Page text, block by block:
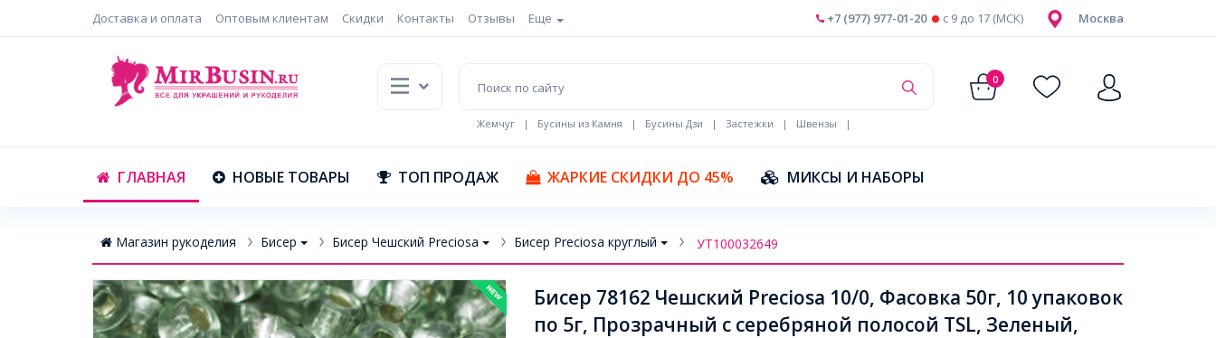
Доставка и оплата Оптовым клиентам Скидки Контакты Отзывы Еще Москва
+7 (977) 977-01-20 c 9 до 17 (МСК)
0
Жемчуг | Бусины из Камня | Бусины Дзи | Застежки | Швензы
|
ГЛАВНАЯ НОВЫЕ ТОВАРЫ ТОП ПРОДАЖ ЖАРКИЕ СКИДКИ ДО 45% МИКСЫ И НАБОРЫ
Магазин рукоделия Бисер Бисер Чешский Preciosa Бисер Preciosa круглый УТ100032649
Бисер 78162 Чешский Preciosa 10/0, Фасовка 50г, 10 упаковок
по 5г, Прозрачный с серебряной полосой TSL, Зеленый,